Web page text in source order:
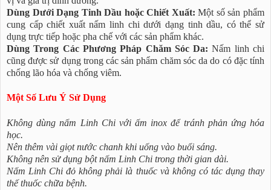
Dùng Dưới Dạng Tinh Dầu hoặc Chiết Xuất: Một số sản phẩm
cung cấp chiết xuất nấm linh chi dưới dạng tinh dầu, có thể sử
dụng trực tiếp hoặc pha chế với các sản phẩm khác.
Dùng Trong Các Phương Pháp Chăm Sóc Da: Nấm linh chi
cũng được sử dụng trong các sản phẩm chăm sóc da do có đặc tính
chống lão hóa và chống viêm.
Một Số Lưu Ý Sử Dụng
Không dùng nấm Linh Chi với ấm inox để tránh phản ứng hóa
học.
Nên thêm vài giọt nước chanh khi uống vào buổi sáng.
Không nên sử dụng bột nấm Linh Chi trong thời gian dài.
Nấm Linh Chi đỏ không phải là thuốc và không có tác dụng thay
thế thuốc chữa bệnh.